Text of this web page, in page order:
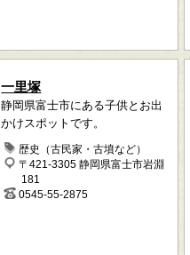
一里塚
静岡県富士市にある子供とお出
かけスポットです。
歴史（古民家・古墳など）
〒421-3305 静岡県富士市岩淵
181
0545-55-2875